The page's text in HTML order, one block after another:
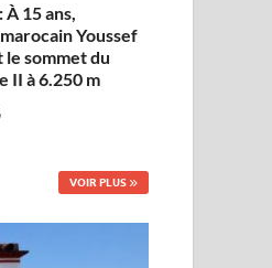
15 ans,
Youssef
le sommet du
II à 6.250 m
VOIR PLUS